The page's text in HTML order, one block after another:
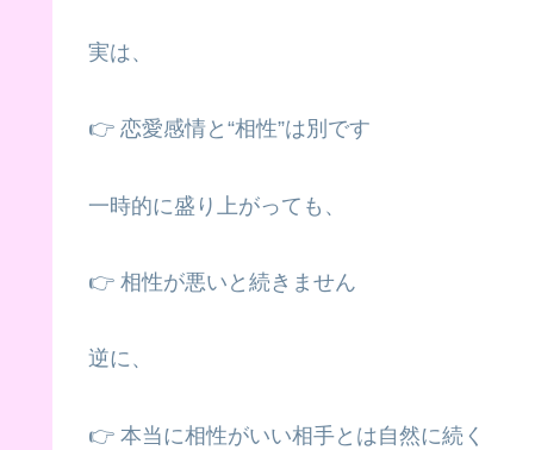
実は、
👉 恋愛感情と“相性”は別です
一時的に盛り上がっても、
👉 相性が悪いと続きません
逆に、
👉 本当に相性がいい相手とは自然に続く